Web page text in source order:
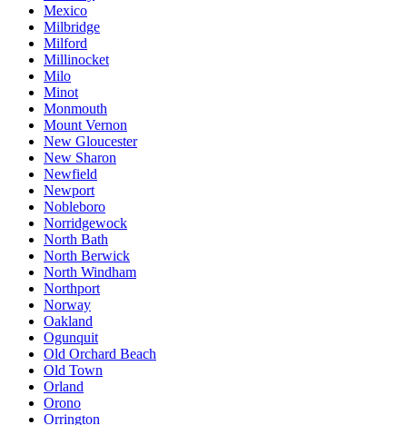
Mexico
Milbridge
Milford
Millinocket
Milo
Minot
Monmouth
Mount Vernon
New Gloucester
New Sharon
Newfield
Newport
Nobleboro
Norridgewock
North Bath
North Berwick
North Windham
Northport
Norway
Oakland
Ogunquit
Old Orchard Beach
Old Town
Orland
Orono
Orrington